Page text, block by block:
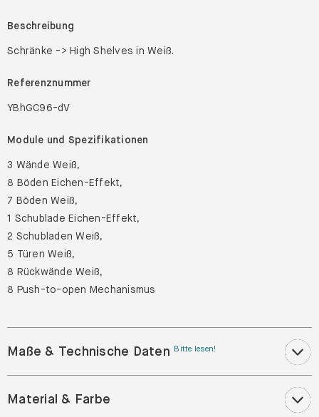
Beschreibung
Schränke -> High Shelves in Weiß.
Referenznummer
YBhGC96-dV
Module und Spezifikationen
3 Wände Weiß,
8 Böden Eichen-Effekt,
7 Böden Weiß,
1 Schublade Eichen-Effekt,
2 Schubladen Weiß,
5 Türen Weiß,
8 Rückwände Weiß,
8 Push-to-open Mechanismus
Maße & Technische Daten Bitte lesen!
Material & Farbe